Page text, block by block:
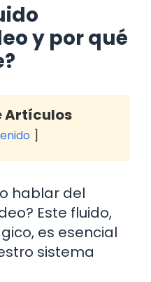
y por qué
Artículos
hablar del
Este fluido,
es esencial
sistema